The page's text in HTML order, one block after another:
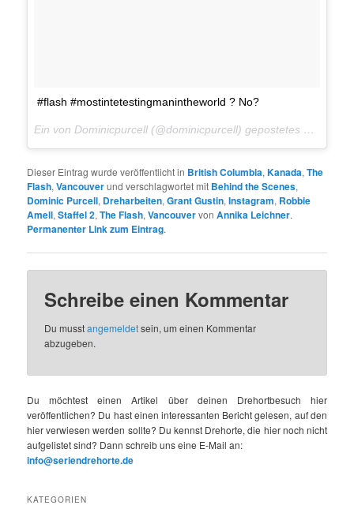
#flash #mostintetestingmanintheworld ? No?
Ein von Dominicpurcell (@dominicpurcell) gepostetes Foto am
Dieser Eintrag wurde veröffentlicht in British Columbia,Kanada,The
Flash,Vancouverund verschlagwortet mit Behind the Scenes,
Dominic Purcell, Dreharbeiten,Grant Gustin,Instagram, Robbie
Amell,Staffel 2,The Flash,VancouvervonAnnika Leichner.
Permanenter Link zum Eintrag.
Schreibe einen Kommentar
Du musstangemeldetsein, um einen Kommentar
abzugeben.
Du möchtest einen Artikel über deinen Drehortbesuch hier
veröffentlichen? Du hast einen interessanten Bericht gelesen, auf den
hier verwiesen werden sollte? Du kennst Drehorte, die hier noch nicht
aufgelistet sind? Dann schreib uns eine E-Mail an:
info@seriendrehorte.de
KATEGORIEN